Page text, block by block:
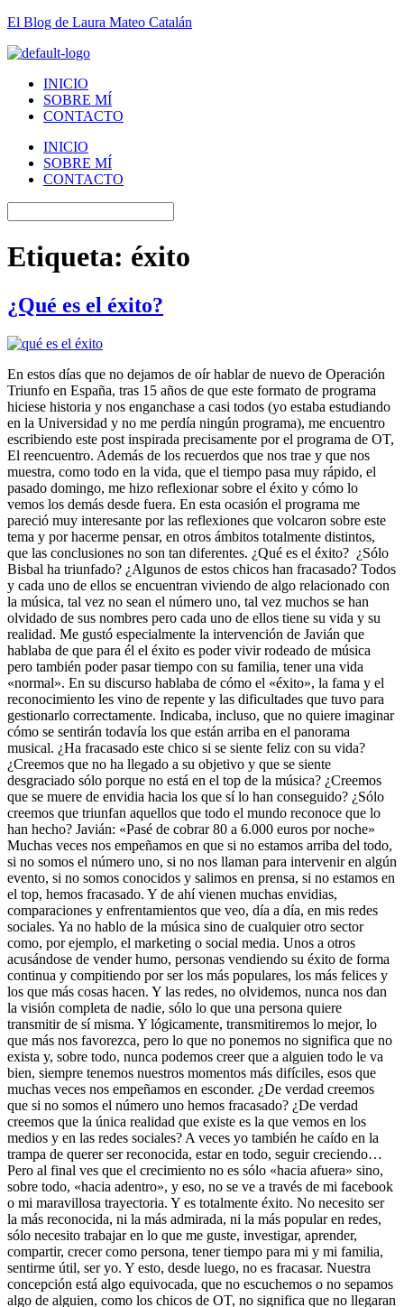
El Blog de Laura Mateo Catalán
INICIO
SOBRE MÍ
CONTACTO
INICIO
SOBRE MÍ
CONTACTO
Etiqueta: éxito
¿Qué es el éxito?
En estos días que no dejamos de oír hablar de nuevo de Operación
Triunfo en España, tras 15 años de que este formato de programa
hiciese historia y nos enganchase a casi todos (yo estaba estudiando
en la Universidad y no me perdía ningún programa), me encuentro
escribiendo este post inspirada precisamente por el programa de OT,
El reencuentro. Además de los recuerdos que nos trae y que nos
muestra, como todo en la vida, que el tiempo pasa muy rápido, el
pasado domingo, me hizo reflexionar sobre el éxito y cómo lo
vemos los demás desde fuera. En esta ocasión el programa me
pareció muy interesante por las reflexiones que volcaron sobre este
tema y por hacerme pensar, en otros ámbitos totalmente distintos,
que las conclusiones no son tan diferentes. ¿Qué es el éxito? ¿Sólo
Bisbal ha triunfado? ¿Algunos de estos chicos han fracasado? Todos
y cada uno de ellos se encuentran viviendo de algo relacionado con
la música, tal vez no sean el número uno, tal vez muchos se han
olvidado de sus nombres pero cada uno de ellos tiene su vida y su
realidad. Me gustó especialmente la intervención de Javián que
hablaba de que para él el éxito es poder vivir rodeado de música
pero también poder pasar tiempo con su familia, tener una vida
«normal». En su discurso hablaba de cómo el «éxito», la fama y el
reconocimiento les vino de repente y las dificultades que tuvo para
gestionarlo correctamente. Indicaba, incluso, que no quiere imaginar
cómo se sentirán todavía los que están arriba en el panorama
musical. ¿Ha fracasado este chico si se siente feliz con su vida?
¿Creemos que no ha llegado a su objetivo y que se siente
desgraciado sólo porque no está en el top de la música? ¿Creemos
que se muere de envidia hacia los que sí lo han conseguido? ¿Sólo
creemos que triunfan aquellos que todo el mundo reconoce que lo
han hecho? Javián: «Pasé de cobrar 80 a 6.000 euros por noche»
Muchas veces nos empeñamos en que si no estamos arriba del todo,
si no somos el número uno, si no nos llaman para intervenir en algún
evento, si no somos conocidos y salimos en prensa, si no estamos en
el top, hemos fracasado. Y de ahí vienen muchas envidias,
comparaciones y enfrentamientos que veo, día a día, en mis redes
sociales. Ya no hablo de la música sino de cualquier otro sector
como, por ejemplo, el marketing o social media. Unos a otros
acusándose de vender humo, personas vendiendo su éxito de forma
continua y compitiendo por ser los más populares, los más felices y
los que más cosas hacen. Y las redes, no olvidemos, nunca nos dan
la visión completa de nadie, sólo lo que una persona quiere
transmitir de sí misma. Y lógicamente, transmitiremos lo mejor, lo
que más nos favorezca, pero lo que no ponemos no significa que no
exista y, sobre todo, nunca podemos creer que a alguien todo le va
bien, siempre tenemos nuestros momentos más difíciles, esos que
muchas veces nos empeñamos en esconder. ¿De verdad creemos
que si no somos el número uno hemos fracasado? ¿De verdad
creemos que la única realidad que existe es la que vemos en los
medios y en las redes sociales? A veces yo también he caído en la
trampa de querer ser reconocida, estar en todo, seguir creciendo…
Pero al final ves que el crecimiento no es sólo «hacia afuera» sino,
sobre todo, «hacia adentro», y eso, no se ve a través de mi facebook
o mi maravillosa trayectoria. Y es totalmente éxito. No necesito ser
la más reconocida, ni la más admirada, ni la más popular en redes,
sólo necesito trabajar en lo que me guste, investigar, aprender,
compartir, crecer como persona, tener tiempo para mi y mi familia,
sentirme útil, ser yo. Y esto, desde luego, no es fracasar. Nuestra
concepción está algo equivocada, que no escuchemos o no sepamos
algo de alguien, como los chicos de OT, no significa que no llegaran